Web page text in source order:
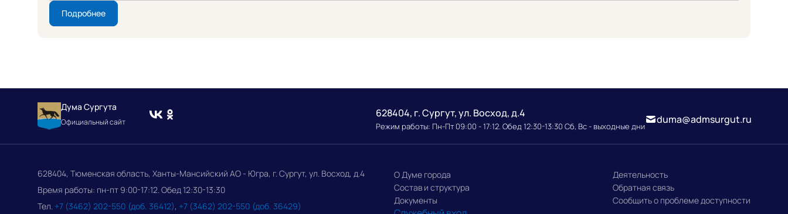
Подробнее
Дума Сургута
Официальный сайт
628404, г. Сургут, ул. Восход, д.4
Режим работы: Пн-Пт 09:00 - 17:12. Обед 12:30-13:30 Сб, Вс - выходные дни
duma@admsurgut.ru
628404, Тюменская область, Ханты-Мансийский АО - Югра, г. Сургут, ул. Восход, д.4
Время работы: пн-пт 9:00-17:12. Обед 12:30-13:30
Тел. +7 (3462) 202-550 (доб. 36412), +7 (3462) 202-550 (доб. 36429)
О Думе города
Состав и структура
Документы
Деятельность
Обратная связь
Сообщить о проблеме доступности